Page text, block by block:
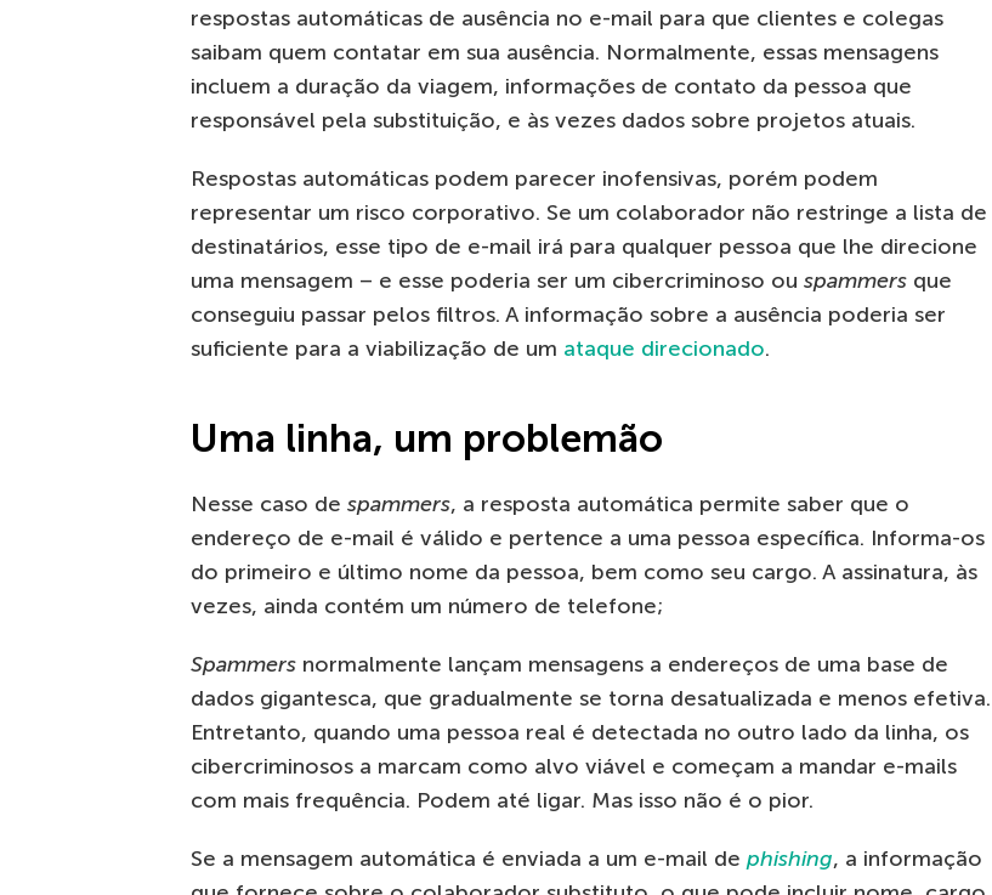
respostas automáticas de ausência no e-mail para que clientes e colegas
saibam quem contatar em sua ausência. Normalmente, essas mensagens
incluem a duração da viagem, informações de contato da pessoa que
responsável pela substituição, e às vezes dados sobre projetos atuais.
Respostas automáticas podem parecer inofensivas, porém podem
representar um risco corporativo. Se um colaborador não restringe a lista de
destinatários, esse tipo de e-mail irá para qualquer pessoa que lhe direcione
uma mensagem – e esse poderia ser um cibercriminoso ou spammers que
conseguiu passar pelos filtros. A informação sobre a ausência poderia ser
suficiente para a viabilização de um ataque direcionado.
Uma linha, um problemão
Nesse caso de spammers, a resposta automática permite saber que o
endereço de e-mail é válido e pertence a uma pessoa específica. Informa-os
do primeiro e último nome da pessoa, bem como seu cargo. A assinatura, às
vezes, ainda contém um número de telefone;
Spammers normalmente lançam mensagens a endereços de uma base de
dados gigantesca, que gradualmente se torna desatualizada e menos efetiva.
Entretanto, quando uma pessoa real é detectada no outro lado da linha, os
cibercriminosos a marcam como alvo viável e começam a mandar e-mails
com mais frequência. Podem até ligar. Mas isso não é o pior.
Se a mensagem automática é enviada a um e-mail de phishing, a informação